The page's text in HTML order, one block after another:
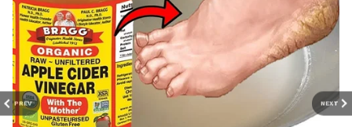
PREV NEXT